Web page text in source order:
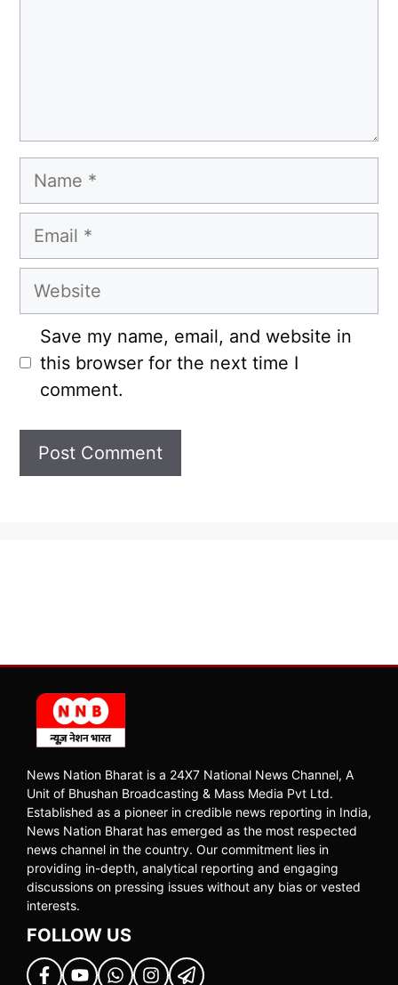
Name
Email
Website
Save my name, email, and website in
this browser for the next time I
comment.
News Nation Bharat is a 24X7 National News Channel, A
Unit of Bhushan Broadcasting & Mass Media Pvt Ltd.
Established as a pioneer in credible news reporting in India,
News Nation Bharat has emerged as the most respected
news channel in the country. Our commitment lies in
providing in-depth, analytical reporting and engaging
discussions on pressing issues without any bias or vested
interests.
FOLLOW US